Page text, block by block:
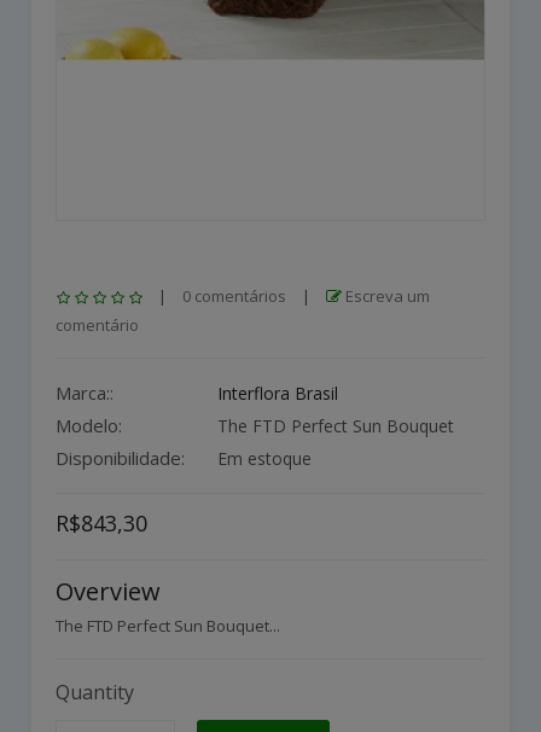
| 0 comentários |
Escreva um
comentário
Marca:: Interflora Brasil
Modelo: The FTD Perfect Sun Bouquet
Disponibilidade: Em estoque
R$843,30
Overview
The FTD Perfect Sun Bouquet...
Quantity